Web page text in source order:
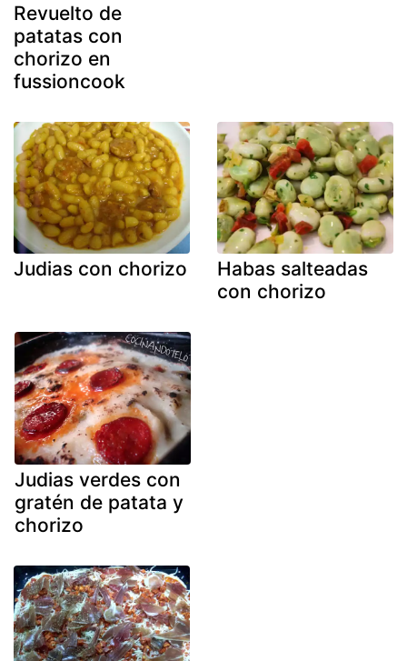
Revuelto de
patatas con
chorizo en
fussioncook
Judias con chorizo
Habas salteadas
con chorizo
Judias verdes con
gratén de patata y
chorizo